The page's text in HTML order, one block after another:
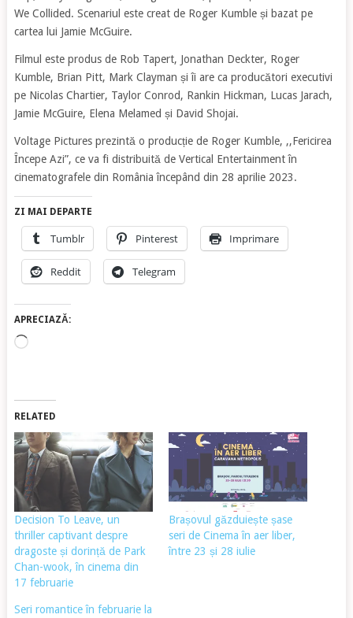
We Collided. Scenariul este creat de Roger Kumble și bazat pe
cartea lui Jamie McGuire.
Filmul este produs de Rob Tapert, Jonathan Deckter, Roger
Kumble, Brian Pitt, Mark Clayman și îi are ca producători executivi
pe Nicolas Chartier, Taylor Conrod, Rankin Hickman, Lucas Jarach,
Jamie McGuire, Elena Melamed și David Shojai.
Voltage Pictures prezintă o producție de Roger Kumble, ,,Fericirea
Începe Azi”, ce va fi distribuită de Vertical Entertainment în
cinematografele din România începând din 28 aprilie 2023.
ZI MAI DEPARTE
Tumblr Pinterest Imprimare
Reddit Telegram
APRECIAZĂ:
Încarc...
RELATED
Decision To Leave, un
thriller captivant despre
dragoste și dorință de Park
Chan-wook, în cinema din
17 februarie
Brașovul găzduiește șase
seri de Cinema în aer liber,
între 23 și 28 iulie
Seri romantice în februarie la